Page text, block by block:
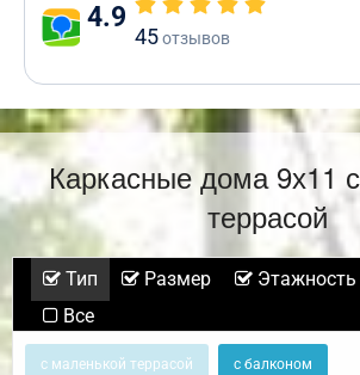
4.9
45отзывов
Каркасные дома 9х11
террасой
Тип Размер Этажность
Все
с маленькой террасой с балконом